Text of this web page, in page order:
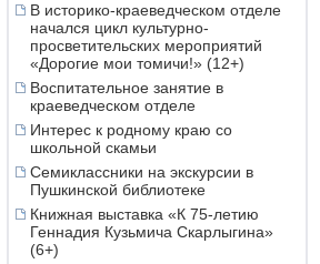
В историко-краеведческом отделе
начался цикл культурно-
просветительских мероприятий
«Дорогие мои томичи!» (12+)
Воспитательное занятие в
краеведческом отделе
Интерес к родному краю со
школьной скамьи
Семиклассники на экскурсии в
Пушкинской библиотеке
Книжная выставка «К 75-летию
Геннадия Кузьмича Скарлыгина»
(6+)